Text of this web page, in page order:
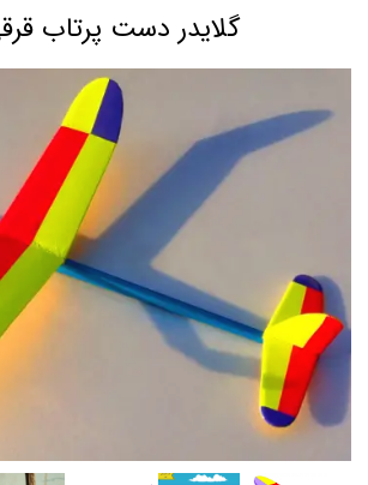
​گلایدر دست پرتاب